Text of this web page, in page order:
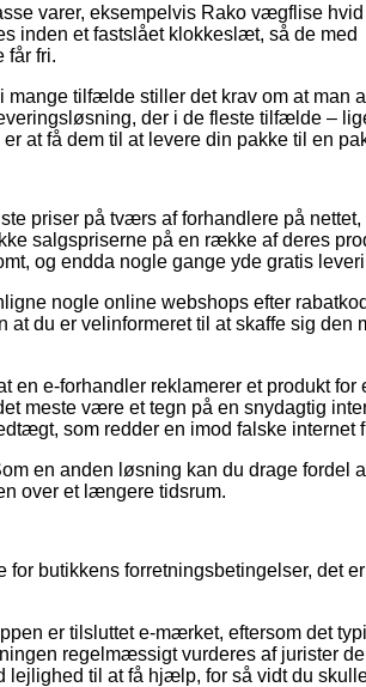
varer, eksempelvis Rako vægflise hvid
inden et fastslået klokkeslæt, så de med
får fri.
tilfælde stiller det krav om at man
der i de fleste tilfælde –
at få dem til at levere din pakke til en
priser på tværs af forhandlere på nettet,
salgspriserne på en række af deres
og endda nogle gange yde gratis
nogle online webshops efter
du er velinformeret til at skaffe sig den
e-forhandler reklamerer et produkt for
meste være et tegn på en snydagtig
som redder en imod falske internet
en anden løsning kan du drage fordel
over et længere tidsrum.
butikkens forretningsbetingelser, det
er tilsluttet e-mærket, eftersom det
regelmæssigt vurderes af jurister
lejlighed til at få hjælp, for så vidt du